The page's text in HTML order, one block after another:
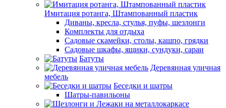
Имитация ротанга, Штампованный пластик
Диваны, кресла, стулья, пуфы, шезлонги
Комплекты для отдыха
Садовые скамейки, столы, кашпо, грядки
Садовые шкафы, ящики, сундуки, сараи
Батуты
Деревянная уличная
мебель
Беседки и шатры
Шатры-павильоны